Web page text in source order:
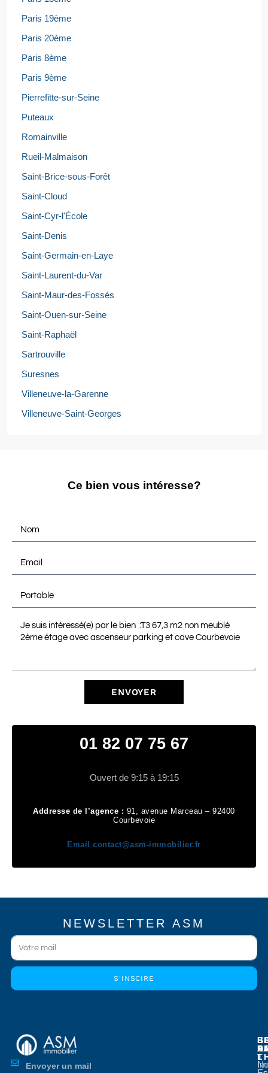
Paris 19ème
Paris 20ème
Paris 8ème
Paris 9ème
Pierrefitte-sur-Seine
Puteaux
Romainville
Rueil-Malmaison
Saint-Brice-sous-Forêt
Saint-Cloud
Saint-Cyr-l'École
Saint-Denis
Saint-Germain-en-Laye
Saint-Laurent-du-Var
Saint-Maur-des-Fossés
Saint-Ouen-sur-Seine
Saint-Raphaël
Sartrouville
Suresnes
Villeneuve-la-Garenne
Villeneuve-Saint-Georges
Ce bien vous intéresse?
ENVOYER
01 82 07 75 67
Ouvert de 9:15 à 19:15
Addresse de l’agence : 91, avenue Marceau – 92400
Courbevoie
Emailcontact@asm-immobilier.fr
NEWSLETTER ASM
S'INSCIRE
Envoyer un mail